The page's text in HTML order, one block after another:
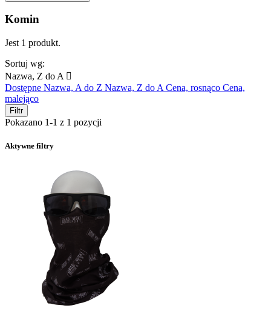
Komin
Jest 1 produkt.
Sortuj wg:
Nazwa, Z do A 
Dostępne Nazwa, A do Z Nazwa, Z do A Cena, rosnąco Cena,
malejąco
Filtr
Pokazano 1-1 z 1 pozycji
Aktywne filtry